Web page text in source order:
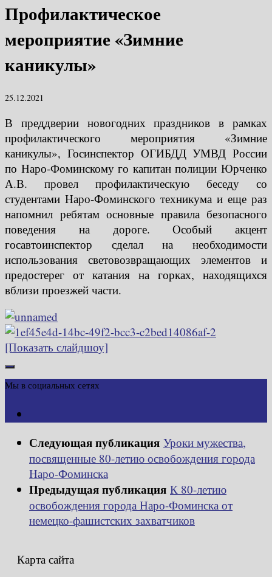
Профилактическое
мероприятие «Зимние
каникулы»
25.12.2021
В преддверии новогодних праздников в рамках
профилактического мероприятия «Зимние
каникулы», Госинспектор ОГИБДД УМВД России
по Наро-Фоминскому го капитан полиции Юрченко
А.В. провел профилактическую беседу со
студентами Наро-Фоминского техникума и еще раз
напомнил ребятам основные правила безопасного
поведения на дороге. Особый акцент
госавтоинспектор сделал на необходимости
использования световозвращающих элементов и
предостерег от катания на горках, находящихся
вблизи проезжей части.
[Показать слайдшоу]
Мы в социальных сетях
Следующая публикация Уроки мужества,
посвященные 80-летию освобождения города
Наро-Фоминска
Предыдущая публикация К 80-летию
освобождения города Наро-Фоминска от
немецко-фашистских захватчиков
Карта сайта